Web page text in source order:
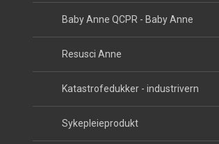
Baby Anne QCPR - Baby Anne
Resusci Anne
Katastrofedukker - industrivern
Sykepleieprodukt